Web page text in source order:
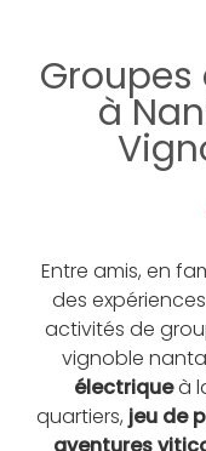
Groupes
à
Entre amis, en
des
activités de
vignoble
électriqueà
quartiers, jeu de
aventures